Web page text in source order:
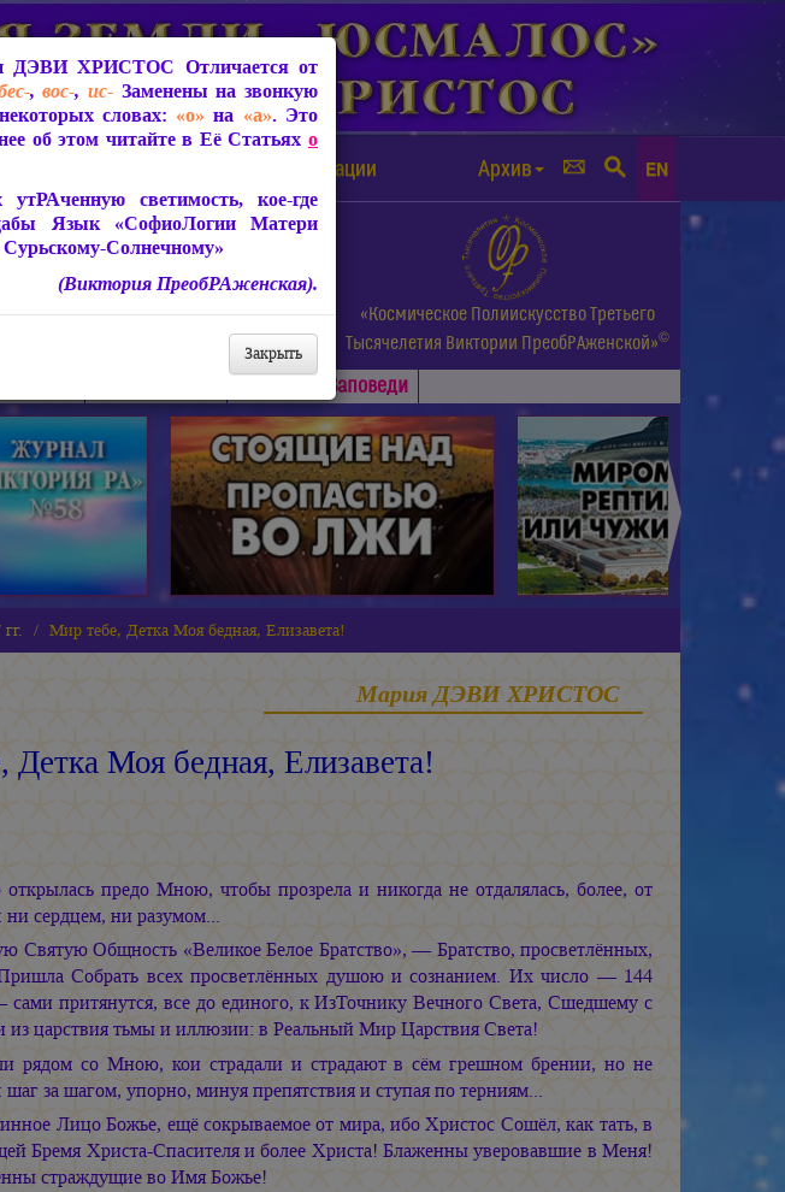
Защита от чипизации Архив EN
Живое Слово Матери Мира.
Статьи, Книги, Видео, Аудио и др.
«Космическое Полиискусство Третьего
Тысячелетия Виктории ПреобРАженской»©
Заповеди ►
Мир тебе, Детка Моя бедная, Елизавета!
Мария ДЭВИ ХРИСТОС
Моя бедная, Елизавета!
предо Мною, чтобы прозрела и никогда не отдалялась, более, от
ни разумом...
Общность «Великое Белое Братство», — Братство, просветлённых,
Собрать всех просветлённых душою и сознанием. Их число — 144
притянутся, все до единого, к ИзТочнику Вечного Света, Сшедшему с
царствия тьмы и иллюзии: в Реальный Мир Царствия Света!
рядом со Мною, кои страдали и страдают в сём грешном брении, но не
за шагом, упорно, минуя препятствия и ступая по терниям...
Лицо Божье, ещё сокрываемое от мира, ибо Христос Сошёл, как тать, в
Бремя Христа-Спасителя и более Христа! Блаженны уверовавшие в Меня!
страждущие во Имя Божье!
ДЭВИ ХРИСТОС Отличается от
,вос-, ис-Заменены на звонкую
словах: «о» на «а». Это
об этом читайте в Её Статьях о
светимость, кое-где
Язык «СофиоЛогии Матери
Солнечному»
(Виктория ПреобРАженская).
Закрыть